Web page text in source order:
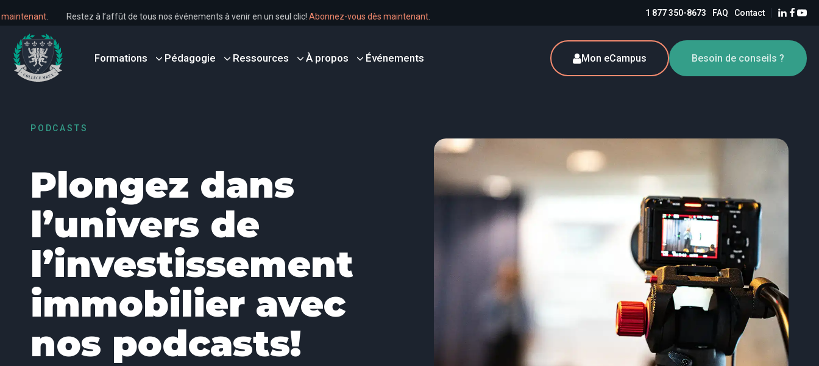
dès maintenant. Restez à l’affût de tous nos événements à venir en un seul clic!Abonnez-vous dès maintenant 1 877 350-8673 FAQ Contact
Formations Pédagogie Ressources À propos Événements Mon eCampus Besoin de conseils ?
PODCASTS
Plongez dans
l’univers de
l’investissement
immobilier avec
nos podcasts!